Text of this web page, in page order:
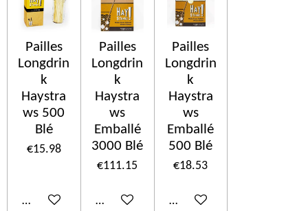
Pailles
Longdrin
k
Haystra
ws 500
Blé
€15.98
Add to cart
Pailles
Longdrin
k
Haystra
ws
Emballé
3000 Blé
€111.15
Add to cart
Pailles
Longdrin
k
Haystra
ws
Emballé
500 Blé
€18.53
Add to cart